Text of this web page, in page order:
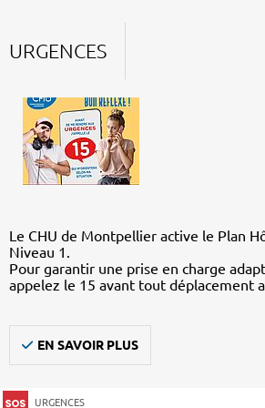
URGENCES
Le CHU de Montpellier active le Plan
Niveau 1.
Pour garantir une prise en charge
appelez le 15 avant tout déplacement
EN SAVOIR PLUS
URGENCES